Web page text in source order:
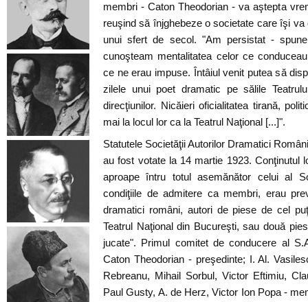
membri - Caton Theodorian - va aştepta
reuşind să înjghebeze o societate care îşi
unui sfert de secol. "Am persistat -
cunoşteam mentalitatea celor ce
ce ne erau impuse. Întâiul venit putea să
zilele unui poet dramatic pe sălile
direcţiunilor. Nicăieri oficialitatea tirană,
mai la locul lor ca la Teatrul Naţional [...]".
Statutele Societăţii Autorilor Dramatici
au fost votate la 14 martie 1923. Conţinutul
aproape întru totul asemănător celui al
condiţiile de admitere ca membri, erau
dramatici români, autori de piese de cel
Teatrul Naţional din Bucureşti, sau două
jucate". Primul comitet de conducere al
Caton Theodorian - preşedinte; I. Al.
Rebreanu, Mihail Sorbul, Victor Eftimiu,
Paul Gusty, A. de Herz, Victor Ion Popa -